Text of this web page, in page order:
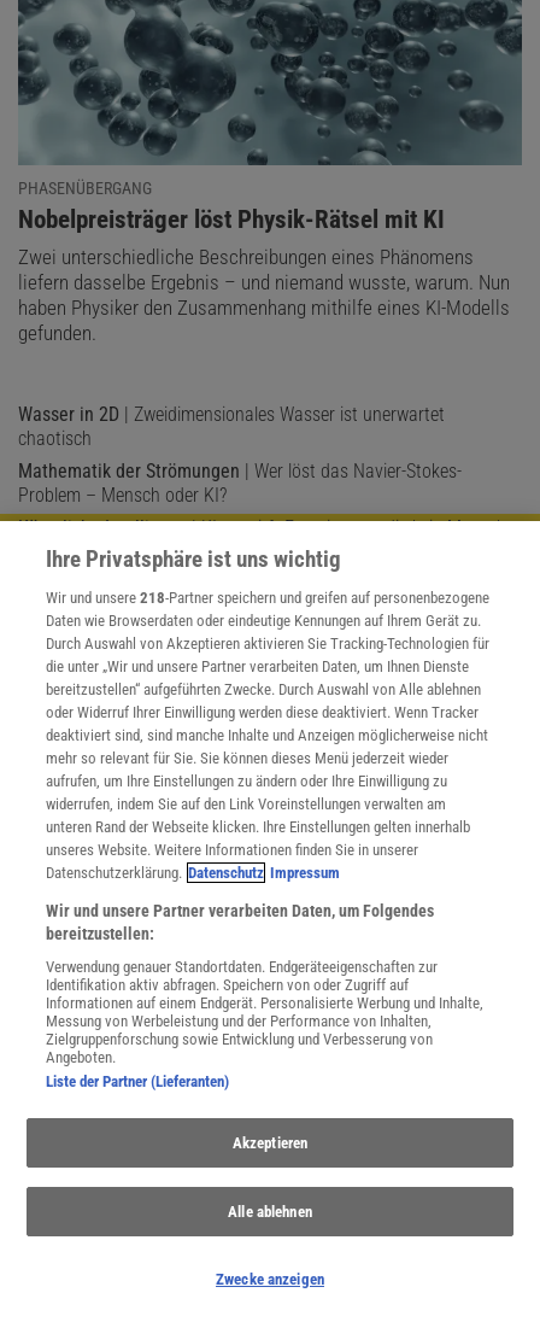
PHASENÜBERGANG
:
Nobelpreisträger löst Physik-Rätsel mit KI
Zwei unterschiedliche Beschreibungen eines Phänomens
liefern dasselbe Ergebnis – und niemand wusste, warum. Nun
haben Physiker den Zusammenhang mithilfe eines KI-Modells
gefunden.
Wasser in 2D | Zweidimensionales Wasser ist unerwartet
chaotisch
Mathematik der Strömungen | Wer löst das Navier-Stokes-
Problem – Mensch oder KI?
Künstliche Intelligenz| KI entwirft Experimente, die kein Mensch
mehr versteht
entstehen als gedacht
Faktencheck Windenergie| Fünf Fragen und Antworten zur
Gefahr durch Windräder
Modernisierung am Cern| Teilchenbeschleuniger bis 2030
abgeschaltet
Fourier-Pixel| Der Weg zu sehenden Displays
Fußball| Wie der WM-Ball Torhüter täuscht
Fäkalphysik| Wattwürmer offenbaren Gravitationsgesetz der
Kothaufen
Quantencomputing| Experten zweifeln an Microsofts
topologischem Qubit
»Ich mag Physik«| Der innere Funke
Ihre Privatsphäre ist uns wichtig
Wir und unsere218-Partner speichern und greifen auf personenbezogene
Daten wie Browserdaten oder eindeutige Kennungen auf Ihrem Gerät zu.
Durch Auswahl von Akzeptieren aktivieren Sie Tracking-Technologien für
die unter „Wir und unsere Partner verarbeiten Daten, um Ihnen Dienste
bereitzustellen“ aufgeführten Zwecke. Durch Auswahl von Alle ablehnen
oder Widerruf Ihrer Einwilligung werden diese deaktiviert. Wenn Tracker
deaktiviert sind, sind manche Inhalte und Anzeigen möglicherweise nicht
mehr so relevant für Sie. Sie können dieses Menü jederzeit wieder
aufrufen, um Ihre Einstellungen zu ändern oder Ihre Einwilligung zu
widerrufen, indem Sie auf den Link Voreinstellungen verwalten am
unteren Rand der Webseite klicken. Ihre Einstellungen gelten innerhalb
unseres Website. Weitere Informationen finden Sie in unserer
Datenschutzerklärung. Datenschutz Impressum
Wir und unsere Partner verarbeiten Daten, um Folgendes
bereitzustellen:
Verwendung genauer Standortdaten. Endgeräteeigenschaften zur
Identifikation aktiv abfragen. Speichern von oder Zugriff auf
Informationen auf einem Endgerät. Personalisierte Werbung und Inhalte,
Messung von Werbeleistung und der Performance von Inhalten,
Zielgruppenforschung sowie Entwicklung und Verbesserung von
Angeboten.
Liste der Partner (Lieferanten)
Akzeptieren
Alle ablehnen
Zwecke anzeigen